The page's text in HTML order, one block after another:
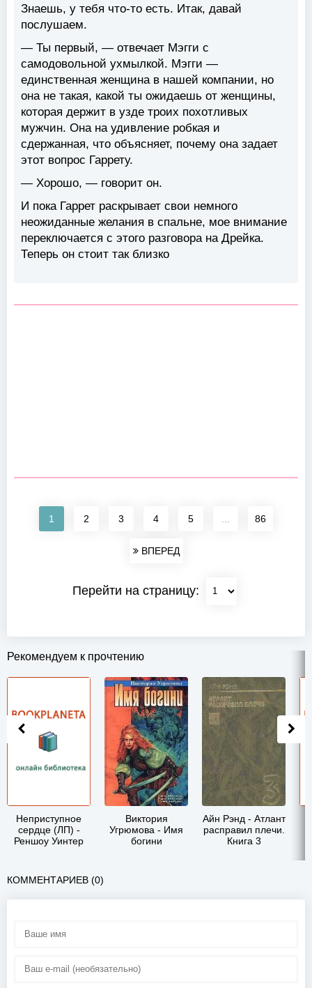
Знаешь, у тебя что-то есть. Итак, давай
послушаем.
— Ты первый, — отвечает Мэгги с
самодовольной ухмылкой. Мэгги —
единственная женщина в нашей компании, но
она не такая, какой ты ожидаешь от женщины,
которая держит в узде троих похотливых
мужчин. Она на удивление робкая и
сдержанная, что объясняет, почему она задает
этот вопрос Гаррету.
— Хорошо, — говорит он.
И пока Гаррет раскрывает свои немного
неожиданные желания в спальне, мое внимание
переключается с этого разговора на Дрейка.
Теперь он стоит так близко
1 2 3 4 5 86
ВПЕРЕД
Перейти на страницу:
Рекомендуем к прочтению
Неприступное
сердце (ЛП) -
Реншоу Уинтер
Виктория
Угрюмова - Имя
богини
Айн Рэнд - Атлант
расправил плечи.
Книга 3
КОММЕНТАРИЕВ (0)